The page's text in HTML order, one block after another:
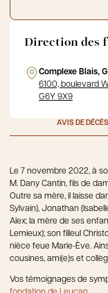
Direction des
Complexe Blais,
6100, boulevard
G6Y 9X9
AVIS DE DÉCÈS
Le 7 novembre 2022, à
M. Dany Cantin, fils de
Outre sa mère, il laisse
Sylvain), Jonathan
Alex; la mère de ses
Lemieux); son filleul
nièce feue Marie-Ève.
cousines, ami(e)s et
Vos témoignages de